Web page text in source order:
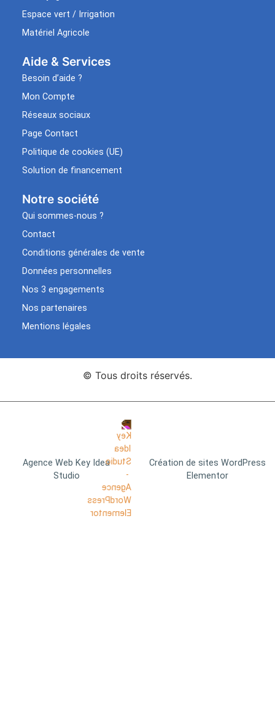
Espace vert / Irrigation
Matériel Agricole
Aide & Services​
Besoin d’aide ?
Mon Compte
Réseaux sociaux
Page Contact
Politique de cookies (UE)
Solution de financement
Notre société
Qui sommes-nous ?
Contact
Conditions générales de vente
Données personnelles
Nos 3 engagements
Nos partenaires
Mentions légales
© Tous droits réservés.
Agence Web Key Idea
Studio
Création de sites WordPress
Elementor